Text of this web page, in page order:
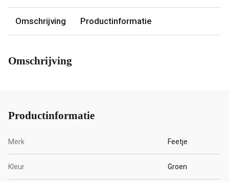
Omschrijving Productinformatie
Omschrijving
Productinformatie
Merk Feetje
Kleur Groen